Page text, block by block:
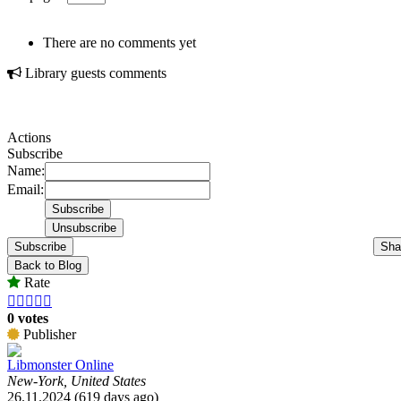
There are no comments yet
Library guests comments
Actions
Subscribe
Name:
Email:
Subscribe
Back to Blog
Rate
    
0 votes
Publisher
Libmonster Online
New-York, United States
26.11.2024 (619 days ago)